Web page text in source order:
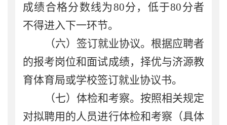
成绩合格分数线为80分，低于80分者
不得进入下一环节。
（六） 签订就业协议。 根据应聘者
的报考岗位和面试成绩，择优与济源教
育体育局或学校签订就业协议书。
（七） 体检和考察。 按照相关规定
对拟聘用的人员进行体检和考察（具体